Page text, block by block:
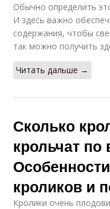
Обычно определить
И здесь важно
содержания, чтобы
так можно получить
Читать дальше →
Сколько
крольчат по
кроликов и
Кролики очень